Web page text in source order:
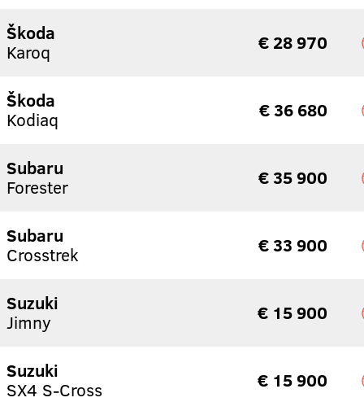
Škoda
Karoq
€ 28 970
Škoda
Kodiaq
€ 36 680
Subaru
Forester
€ 35 900
Subaru
Crosstrek
€ 33 900
Suzuki
Jimny
€ 15 900
Suzuki
SX4 S-Cross
€ 15 900